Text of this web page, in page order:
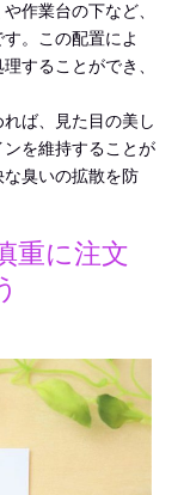
作業台の下など、
。この配置によ
することができ、
ば、見た目の美し
を維持することが
臭いの拡散を防
重に注文